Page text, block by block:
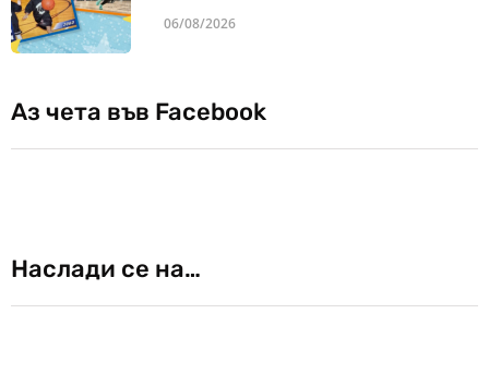
06/08/2026
Аз чета във Facebook
Наслади се на…